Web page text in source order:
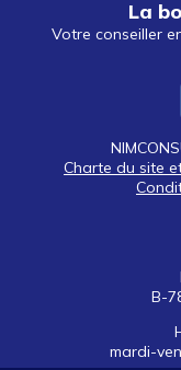
La
Votre conseiller
Charte du site
B-
mardi-